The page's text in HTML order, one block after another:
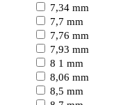
7,34 mm
7,7 mm
7,76 mm
7,93 mm
8 1 mm
8,06 mm
8,5 mm